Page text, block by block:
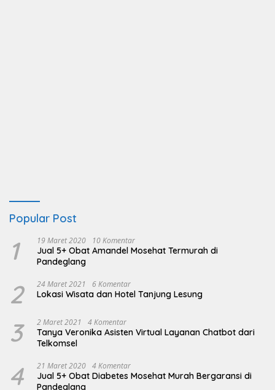
Popular Post
1 19 Maret 2020 10 Komentar
Jual 5+ Obat Amandel Mosehat Termurah di
Pandeglang
2 24 Maret 2021 6 Komentar
Lokasi Wisata dan Hotel Tanjung Lesung
3 2 Maret 2021 4 Komentar
Tanya Veronika Asisten Virtual Layanan Chatbot dari
Telkomsel
4 21 Maret 2020 4 Komentar
Jual 5+ Obat Diabetes Mosehat Murah Bergaransi di
Pandeglang